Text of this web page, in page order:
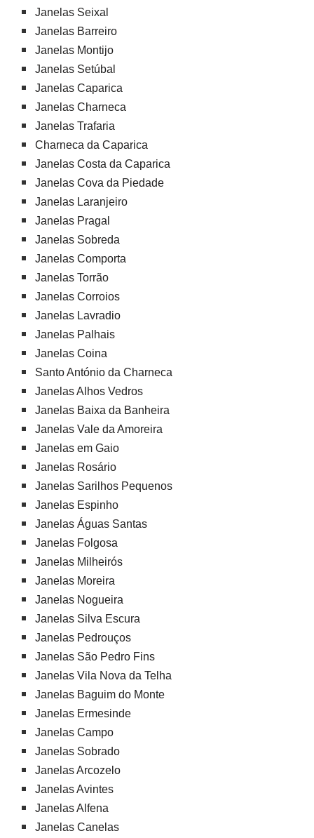
Janelas Seixal
Janelas Barreiro
Janelas Montijo
Janelas Setúbal
Janelas Caparica
Janelas Charneca
Janelas Trafaria
Charneca da Caparica
Janelas Costa da Caparica
Janelas Cova da Piedade
Janelas Laranjeiro
Janelas Pragal
Janelas Sobreda
Janelas Comporta
Janelas Torrão
Janelas Corroios
Janelas Lavradio
Janelas Palhais
Janelas Coina
Santo António da Charneca
Janelas Alhos Vedros
Janelas Baixa da Banheira
Janelas Vale da Amoreira
Janelas em Gaio
Janelas Rosário
Janelas Sarilhos Pequenos
Janelas Espinho
Janelas Águas Santas
Janelas Folgosa
Janelas Milheirós
Janelas Moreira
Janelas Nogueira
Janelas Silva Escura
Janelas Pedrouços
Janelas São Pedro Fins
Janelas Vila Nova da Telha
Janelas Baguim do Monte
Janelas Ermesinde
Janelas Campo
Janelas Sobrado
Janelas Arcozelo
Janelas Avintes
Janelas Alfena
Janelas Canelas